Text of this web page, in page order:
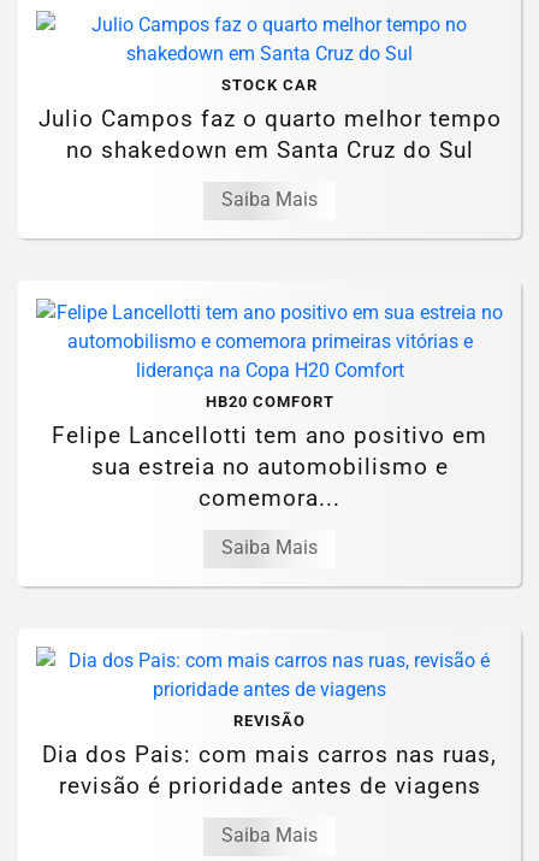
STOCK CAR
Julio Campos faz o quarto melhor tempo
no shakedown em Santa Cruz do Sul
Saiba Mais
HB20 COMFORT
Felipe Lancellotti tem ano positivo em
sua estreia no automobilismo e
comemora...
Saiba Mais
REVISÃO
Dia dos Pais: com mais carros nas ruas,
revisão é prioridade antes de viagens
Saiba Mais